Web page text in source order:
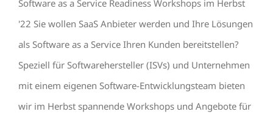
Software as a Service Readiness Workshops im Herbst
'22 Sie wollen SaaS Anbieter werden und Ihre Lösungen
als Software as a Service Ihren Kunden bereitstellen?
Speziell für Softwarehersteller (ISVs) und Unternehmen
mit einem eigenen Software-Entwicklungsteam bieten
wir im Herbst spannende Workshops und Angebote für